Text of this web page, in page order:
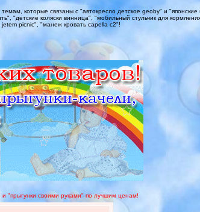
которые связаны с "автокресло детское geoby" и "японские
"детские коляски винница", "мобильный стульчик для
jetem picnic", "манеж кровать capella c2"!
"прыгунки своими руками" по лучшим ценам!